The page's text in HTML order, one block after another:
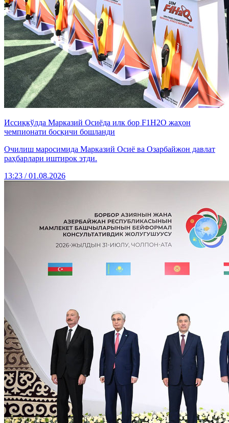
Иссиқкўлда Марказий Осиёда илк бор F1H2O жаҳон
чемпионати босқичи бошланди
Очилиш маросимида Марказий Осиё ва Озарбайжон давлат
раҳбарлари иштирок этди.
13:23 / 01.08.2026